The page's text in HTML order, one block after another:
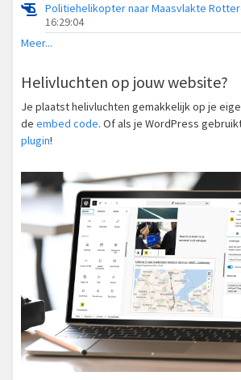
Politiehelikopter naar Maasvlakte
16:29:04
Meer...
Helivluchten op jouw website?
Je plaatst helivluchten gemakkelijk op je
de embed code. Of als je WordPress
plugin!